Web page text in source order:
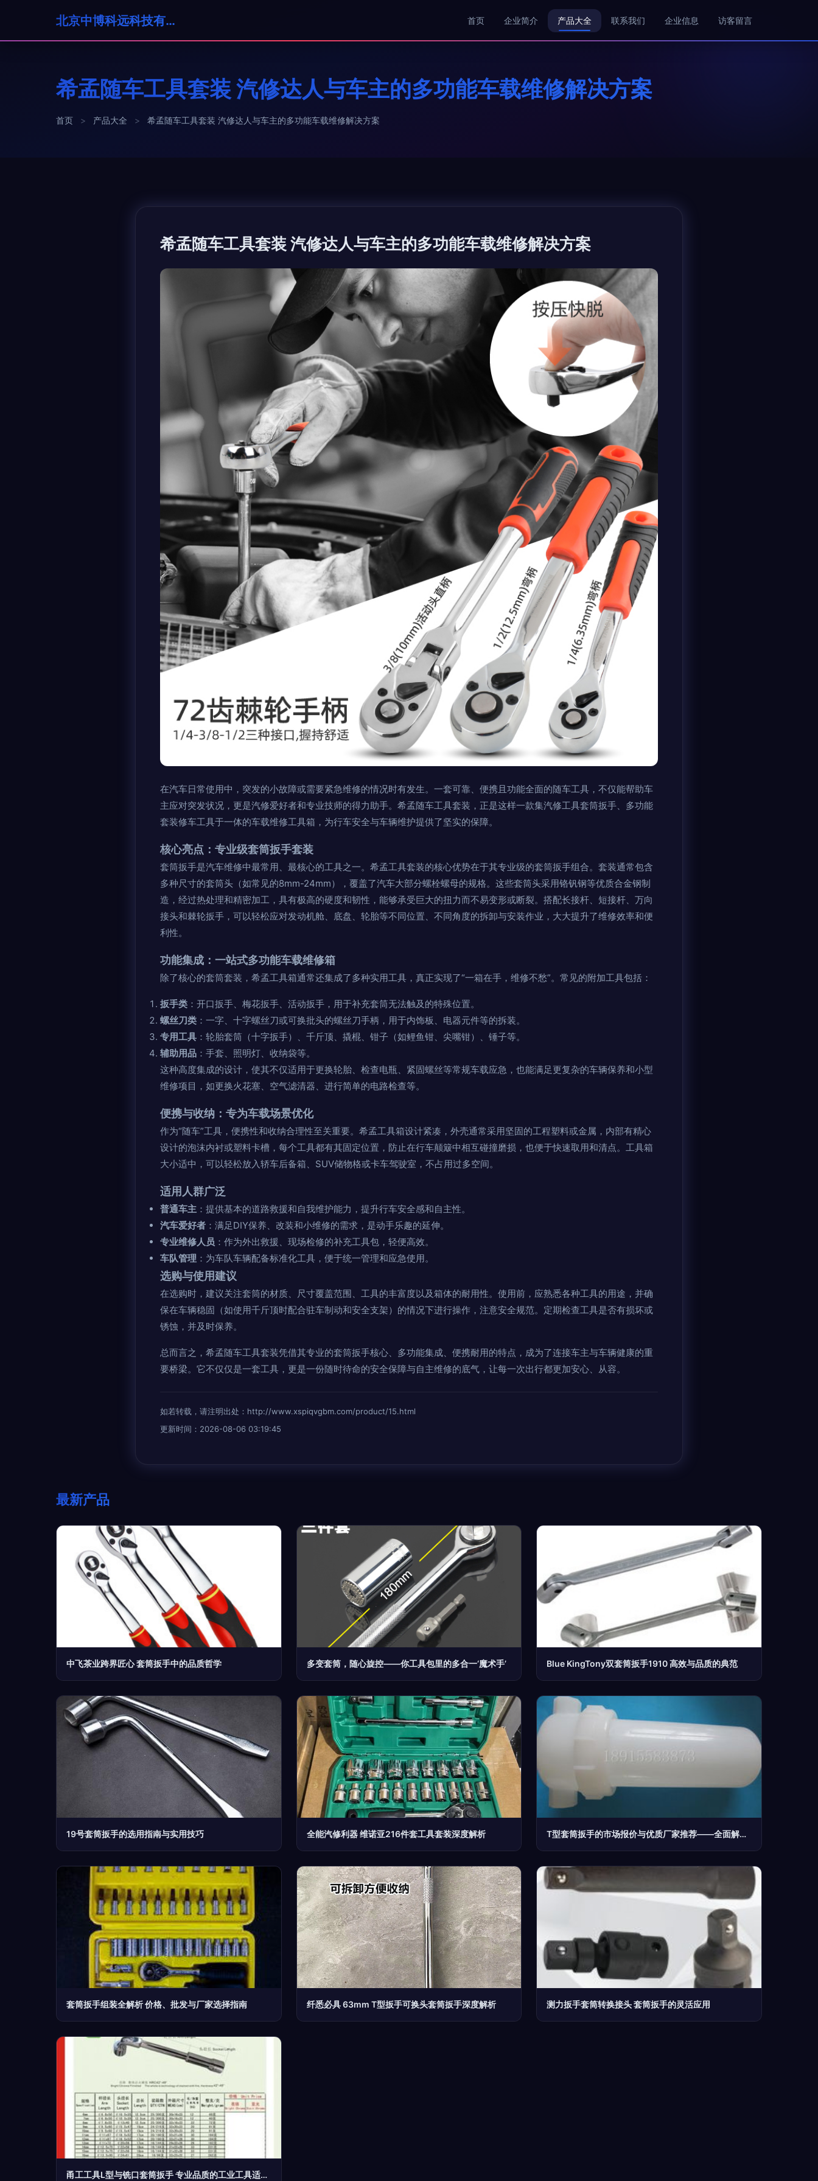
北京中博科远科技有限公司 首页 企业简介 产品大全 联系我们 企业信息 访客留言
希孟随车工具套装 汽修达人与车主的多功能车载维修解决方案
首页 > 产品大全 > 希孟随车工具套装 汽修达人与车主的多功能车载维修解决方案
希孟随车工具套装 汽修达人与车主的多功能车载维修解决方案
在汽车日常使用中，突发的小故障或需要紧急维修的情况时有发生。一套可靠、便携且功能全面的随车工具，不仅能帮助车
主应对突发状况，更是汽修爱好者和专业技师的得力助手。希孟随车工具套装，正是这样一款集汽修工具套筒扳手、多功能
套装修车工具于一体的车载维修工具箱，为行车安全与车辆维护提供了坚实的保障。
核心亮点：专业级套筒扳手套装
套筒扳手是汽车维修中最常用、最核心的工具之一。希孟工具套装的核心优势在于其专业级的套筒扳手组合。套装通常包含
多种尺寸的套筒头（如常见的8mm-24mm），覆盖了汽车大部分螺栓螺母的规格。这些套筒头采用铬钒钢等优质合金钢制
造，经过热处理和精密加工，具有极高的硬度和韧性，能够承受巨大的扭力而不易变形或断裂。搭配长接杆、短接杆、万向
接头和棘轮扳手，可以轻松应对发动机舱、底盘、轮胎等不同位置、不同角度的拆卸与安装作业，大大提升了维修效率和便
利性。
功能集成：一站式多功能车载维修箱
除了核心的套筒套装，希孟工具箱通常还集成了多种实用工具，真正实现了“一箱在手，维修不愁”。常见的附加工具包括：
扳手类 ：开口扳手、梅花扳手、活动扳手，用于补充套筒无法触及的特殊位置。
螺丝刀类 ：一字、十字螺丝刀或可换批头的螺丝刀手柄，用于内饰板、电器元件等的拆装。
专用工具 ：轮胎套筒（十字扳手）、千斤顶、撬棍、钳子（如鲤鱼钳、尖嘴钳）、锤子等。
辅助用品 ：手套、照明灯、收纳袋等。
这种高度集成的设计，使其不仅适用于更换轮胎、检查电瓶、紧固螺丝等常规车载应急，也能满足更复杂的车辆保养和小型
维修项目，如更换火花塞、空气滤清器、进行简单的电路检查等。
便携与收纳：专为车载场景优化
作为“随车”工具，便携性和收纳合理性至关重要。希孟工具箱设计紧凑，外壳通常采用坚固的工程塑料或金属，内部有精心
设计的泡沫内衬或塑料卡槽，每个工具都有其固定位置，防止在行车颠簸中相互碰撞磨损，也便于快速取用和清点。工具箱
大小适中，可以轻松放入轿车后备箱、SUV储物格或卡车驾驶室，不占用过多空间。
适用人群广泛
普通车主 ：提供基本的道路救援和自我维护能力，提升行车安全感和自主性。
汽车爱好者 ：满足DIY保养、改装和小维修的需求，是动手乐趣的延伸。
专业维修人员 ：作为外出救援、现场检修的补充工具包，轻便高效。
车队管理 ：为车队车辆配备标准化工具，便于统一管理和应急使用。
选购与使用建议
在选购时，建议关注套筒的材质、尺寸覆盖范围、工具的丰富度以及箱体的耐用性。使用前，应熟悉各种工具的用途，并确
保在车辆稳固（如使用千斤顶时配合驻车制动和安全支架）的情况下进行操作，注意安全规范。定期检查工具是否有损坏或
锈蚀，并及时保养。
总而言之，希孟随车工具套装凭借其专业的套筒扳手核心、多功能集成、便携耐用的特点，成为了连接车主与车辆健康的重
要桥梁。它不仅仅是一套工具，更是一份随时待命的安全保障与自主维修的底气，让每一次出行都更加安心、从容。
如若转载，请注明出处：http://www.xspiqvgbm.com/product/15.html
更新时间：2026-08-06 03:19:45
最新产品
中飞茶业跨界匠心 套筒扳手中的品质哲学 多变套筒，随心旋控——你工具包里的多合一‘魔术手’ Blue KingTony双套筒扳手1910 高效与品质的典范
19号套筒扳手的选用指南与实用技巧 全能汽修利器 维诺亚216件套工具套装深度解析 T型套筒扳手的市场报价与优质厂家推荐——全面解析套筒扳手选型指南
套筒扳手组装全解析 价格、批发与厂家选择指南 纤悉必具 63mm T型扳手可换头套筒扳手深度解析 测力扳手套筒转换接头 套筒扳手的灵活应用
甬工工具L型与铣口套筒扳手 专业品质的工业工具适配方案